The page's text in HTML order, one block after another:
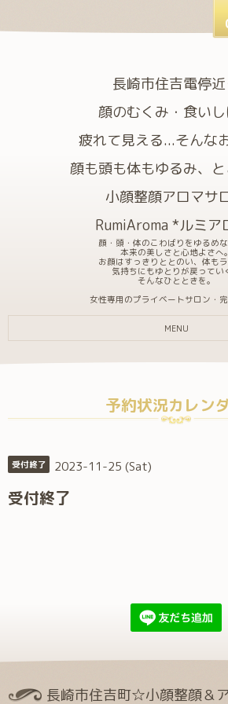
長崎市住吉電停近
顔のむくみ・食い
疲れて見える...そんな
顔も頭も体もゆるみ、と
小顔整顔アロマサ
RumiAroma *ルミア
顔・頭・体のこわばりをゆるめな
本来の美しさと心地よさへ。
お顔はすっきりととのい、体もラ
気持ちにもゆとりが戻ってい
そんなひとときを。
女性専用のプライベートサロン・
MENU
予約状況カレン
受付終了 2023-11-25 (Sat)
受付終了
長崎市住吉町☆小顔整顔＆